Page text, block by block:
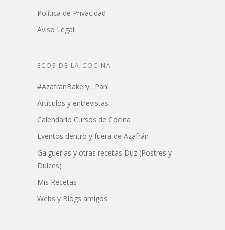
Política de Privacidad
Aviso Legal
ECOS DE LA COCINA
#AzafranBakery…Pan!
Artículos y entrevistas
Calendario Cursos de Cocina
Eventos dentro y fuera de Azafrán
Galguerías y otras recetas Duz (Postres y
Dulces)
Mis Recetas
Webs y Blogs amigos